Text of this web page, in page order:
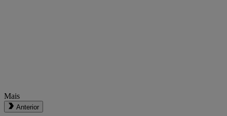
Mais
Anterior